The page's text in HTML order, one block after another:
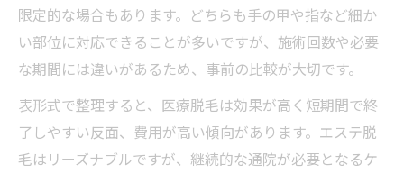
限定的な場合もあります。どちらも手の甲や指など細か
い部位に対応できることが多いですが、施術回数や必要
な期間には違いがあるため、事前の比較が大切です。
表形式で整理すると、医療脱毛は効果が高く短期間で終
了しやすい反面、費用が高い傾向があります。エステ脱
毛はリーズナブルですが、継続的な通院が必要となるケ